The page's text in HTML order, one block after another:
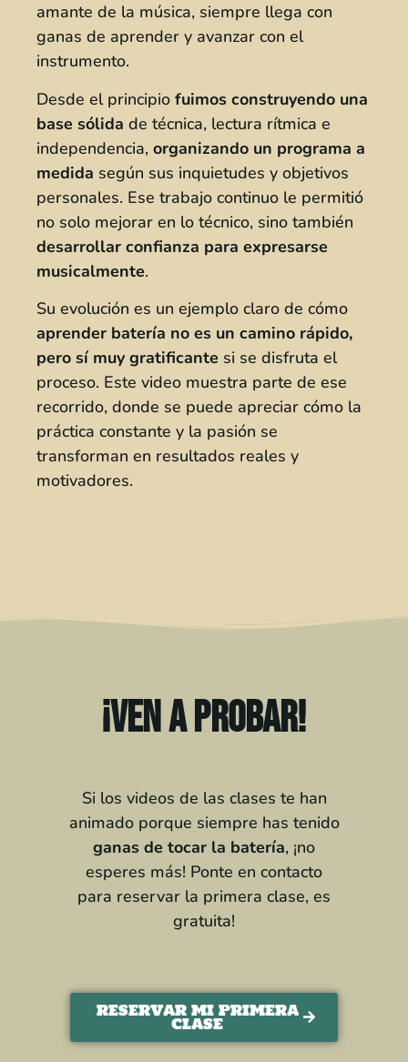
amante de la música, siempre llega con
ganas de aprender y avanzar con el
instrumento.
Desde el principio fuimos construyendo una
base sólida de técnica, lectura rítmica e
independencia, organizando un programa a
medida según sus inquietudes y objetivos
personales. Ese trabajo continuo le permitió
no solo mejorar en lo técnico, sino también
desarrollar confianza para expresarse
musicalmente.
Su evolución es un ejemplo claro de cómo
aprender batería no es un camino rápido,
pero sí muy gratificante si se disfruta el
proceso. Este video muestra parte de ese
recorrido, donde se puede apreciar cómo la
práctica constante y la pasión se
transforman en resultados reales y
motivadores.
¡Ven a probar!
Si los videos de las clases te han
animado porque siempre has tenido
ganas de tocar la batería, ¡no
esperes más! Ponte en contacto
para reservar la primera clase, es
gratuita!
RESERVAR MI PRIMERA
CLASE